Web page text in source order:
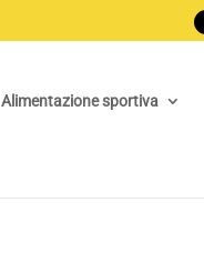
Alimentazione sportiva